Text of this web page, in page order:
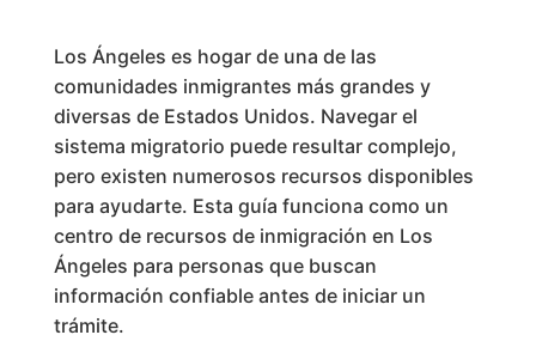
Los Ángeles es hogar de una de las
comunidades inmigrantes más grandes y
diversas de Estados Unidos. Navegar el
sistema migratorio puede resultar complejo,
pero existen numerosos recursos disponibles
para ayudarte. Esta guía funciona como un
centro de recursos de inmigración en Los
Ángeles para personas que buscan
información confiable antes de iniciar un
trámite.